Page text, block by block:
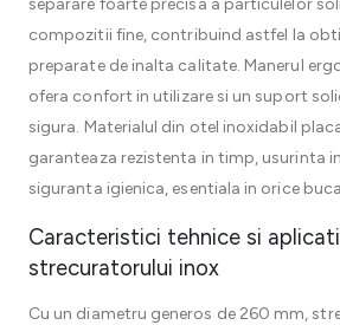
separare foarte precisa a particulelor
compozitii fine, contribuind astfel la
preparate de inalta calitate. Manerul
ofera confort in utilizare si un suport
sigura. Materialul din otel inoxidabil
garanteaza rezistenta in timp, usurinta
siguranta igienica, esentiala in orice
Caracteristici tehnice si
strecuratorului inox
Cu un diametru generos de 260 mm,